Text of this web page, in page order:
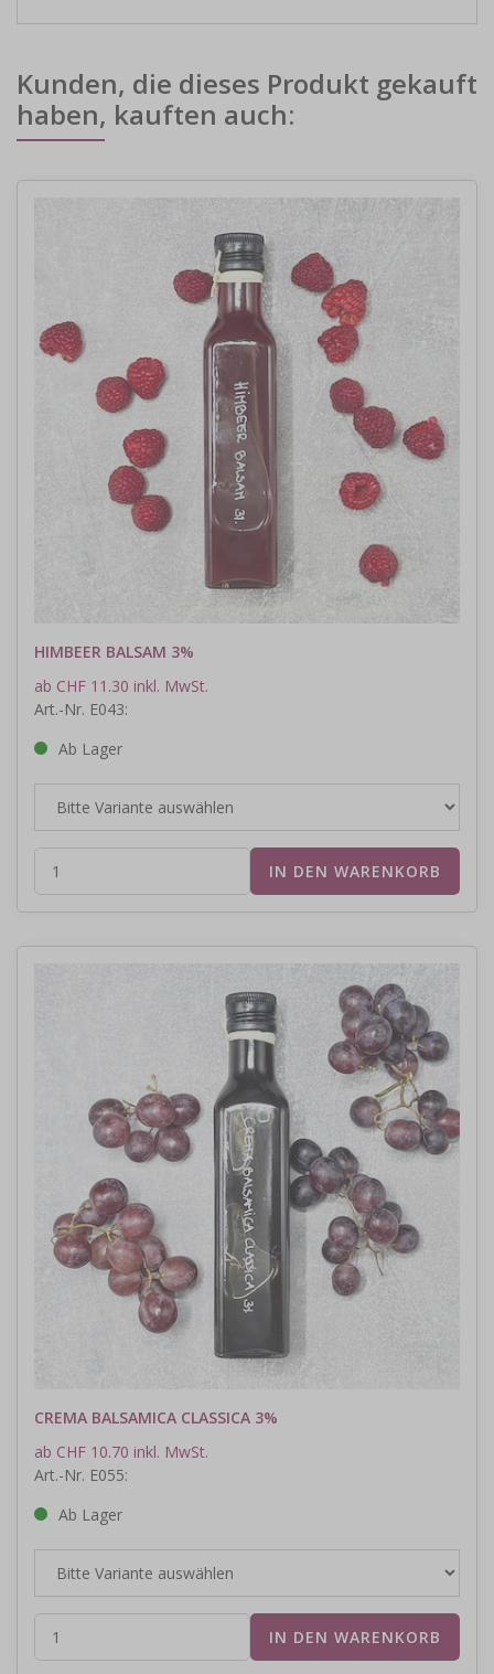
Kunden, die dieses Produkt gekauft
haben, kauften auch:
HIMBEER BALSAM 3%
ab CHF 11.30 inkl. MwSt.
Art.-Nr. E043:
Ab Lager
CREMA BALSAMICA CLASSICA 3%
ab CHF 10.70 inkl. MwSt.
Art.-Nr. E055:
Ab Lager